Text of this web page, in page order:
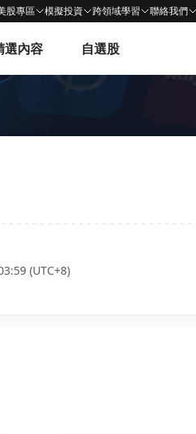
股專區 模擬投資 跨領域學習 聯絡我們
選內容 自選股
(UTC+8)